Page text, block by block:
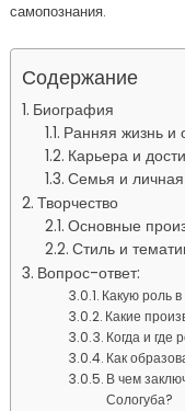
самопознания.
Содержание
Биография
Ранняя жизнь и
Карьера и
Семья и
Творчество
Основные
Стиль и
Вопрос-ответ:
Какую роль
Какие
Когда и где
Как
В чем
Сологуба?